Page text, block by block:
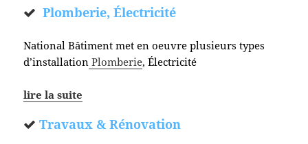
Plomberie, Électricité
National Bâtiment met en oeuvre plusieurs types
d’installation Plomberie, Électricité
lire la suite
Travaux & Rénovation